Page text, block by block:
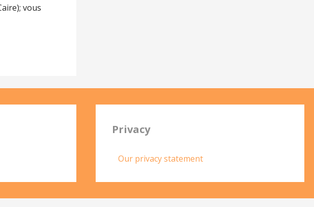
vous
Privacy
Our privacy statement